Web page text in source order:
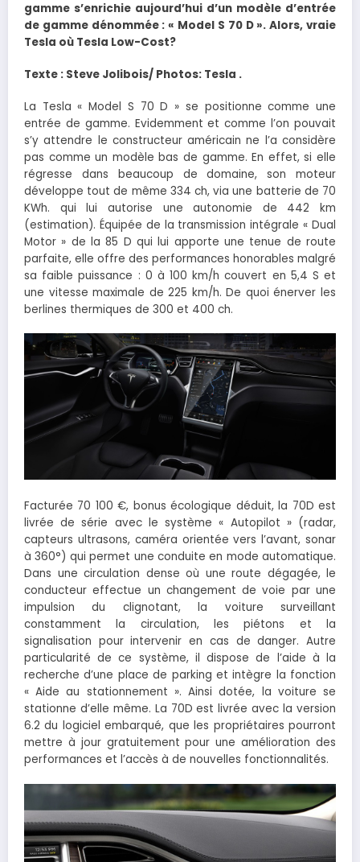
gamme s’enrichie aujourd’hui d’un modèle d’entrée
de gamme dénommée : « Model S 70 D ». Alors, vraie
Tesla où Tesla Low-Cost?
Texte : Steve Jolibois/ Photos: Tesla .
La Tesla « Model S 70 D » se positionne comme une
entrée de gamme. Evidemment et comme l’on pouvait
s’y attendre le constructeur américain ne l’a considère
pas comme un modèle bas de gamme. En effet, si elle
régresse dans beaucoup de domaine, son moteur
développe tout de même 334 ch, via une batterie de 70
KWh. qui lui autorise une autonomie de 442 km
(estimation). Équipée de la transmission intégrale « Dual
Motor » de la 85 D qui lui apporte une tenue de route
parfaite, elle offre des performances honorables malgré
sa faible puissance : 0 à 100 km/h couvert en 5,4 S et
une vitesse maximale de 225 km/h. De quoi énerver les
berlines thermiques de 300 et 400 ch.
Facturée 70 100 €, bonus écologique déduit, la 70D est
livrée de série avec le système « Autopilot » (radar,
capteurs ultrasons, caméra orientée vers l’avant, sonar
à 360°) qui permet une conduite en mode automatique.
Dans une circulation dense où une route dégagée, le
conducteur effectue un changement de voie par une
impulsion du clignotant, la voiture surveillant
constamment la circulation, les piétons et la
signalisation pour intervenir en cas de danger. Autre
particularité de ce système, il dispose de l’aide à la
recherche d’une place de parking et intègre la fonction
« Aide au stationnement ». Ainsi dotée, la voiture se
stationne d’elle même. La 70D est livrée avec la version
6.2 du logiciel embarqué, que les propriétaires pourront
mettre à jour gratuitement pour une amélioration des
performances et l’accès à de nouvelles fonctionnalités.